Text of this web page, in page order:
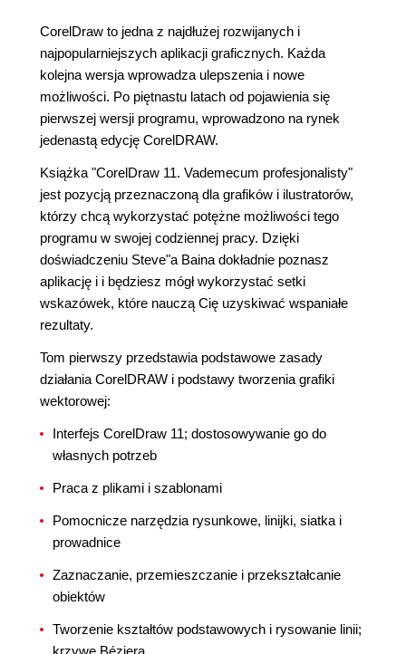
CorelDraw to jedna z najdłużej rozwijanych i
najpopularniejszych aplikacji graficznych. Każda
kolejna wersja wprowadza ulepszenia i nowe
możliwości. Po piętnastu latach od pojawienia się
pierwszej wersji programu, wprowadzono na rynek
jedenastą edycję CorelDRAW.
Książka "CorelDraw 11. Vademecum profesjonalisty"
jest pozycją przeznaczoną dla grafików i ilustratorów,
którzy chcą wykorzystać potężne możliwości tego
programu w swojej codziennej pracy. Dzięki
doświadczeniu Steve"a Baina dokładnie poznasz
aplikację i i będziesz mógł wykorzystać setki
wskazówek, które nauczą Cię uzyskiwać wspaniałe
rezultaty.
Tom pierwszy przedstawia podstawowe zasady
działania CorelDRAW i podstawy tworzenia grafiki
wektorowej:
Interfejs CorelDraw 11; dostosowywanie go do
własnych potrzeb
Praca z plikami i szablonami
Pomocnicze narzędzia rysunkowe, linijki, siatka i
prowadnice
Zaznaczanie, przemieszczanie i przekształcanie
obiektów
Tworzenie kształtów podstawowych i rysowanie linii;
krzywe Béziera